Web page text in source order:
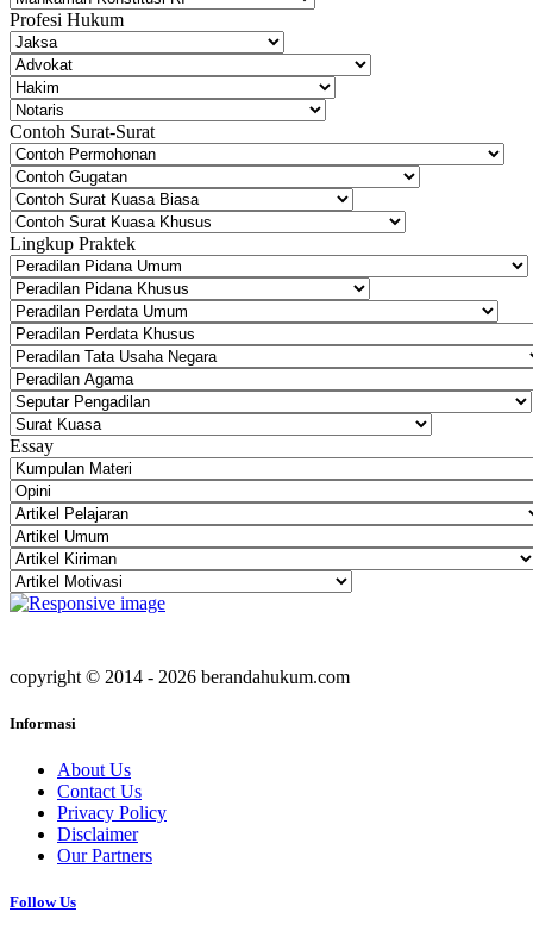
Profesi Hukum
Contoh Surat-Surat
Lingkup Praktek
Essay
copyright © 2014 - 2026 berandahukum.com
Informasi
About Us
Contact Us
Privacy Policy
Disclaimer
Our Partners
Follow Us